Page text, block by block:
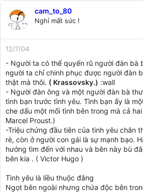
cam_to_80
Nghỉ mất sức !
12/7/04
- Người ta có thể quyến rũ người đàn bà
người ta chỉ chinh phục được người đàn
thật mà thôi. ( Krassovsky.) :wall
- Người đàn ông và một người đàn bà
tình bạn trước tình yêu. Tình bạn ấy là
che dấu một mối tình bên trong mà cả
Marcel Proust.)
-Triệu chứng đầu tiên của tình yêu chân
rè, còn ở người con gái là sự mạnh bạo.
hướng tìm đến với nhau và bên này bù
bên kia . ( Victor Hugo )
Tình yêu là liều thuộc đắng
Ngọt bên ngoài nhưng chứa độc bên